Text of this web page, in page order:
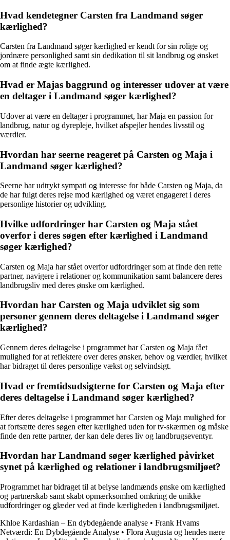
Hvad kendetegner Carsten fra Landmand søger
kærlighed?
Carsten fra Landmand søger kærlighed er kendt for sin rolige og
jordnære personlighed samt sin dedikation til sit landbrug og ønsket
om at finde ægte kærlighed.
Hvad er Majas baggrund og interesser udover at være
en deltager i Landmand søger kærlighed?
Udover at være en deltager i programmet, har Maja en passion for
landbrug, natur og dyrepleje, hvilket afspejler hendes livsstil og
værdier.
Hvordan har seerne reageret på Carsten og Maja i
Landmand søger kærlighed?
Seerne har udtrykt sympati og interesse for både Carsten og Maja, da
de har fulgt deres rejse mod kærlighed og været engageret i deres
personlige historier og udvikling.
Hvilke udfordringer har Carsten og Maja stået
overfor i deres søgen efter kærlighed i Landmand
søger kærlighed?
Carsten og Maja har stået overfor udfordringer som at finde den rette
partner, navigere i relationer og kommunikation samt balancere deres
landbrugsliv med deres ønske om kærlighed.
Hvordan har Carsten og Maja udviklet sig som
personer gennem deres deltagelse i Landmand søger
kærlighed?
Gennem deres deltagelse i programmet har Carsten og Maja fået
mulighed for at reflektere over deres ønsker, behov og værdier, hvilket
har bidraget til deres personlige vækst og selvindsigt.
Hvad er fremtidsudsigterne for Carsten og Maja efter
deres deltagelse i Landmand søger kærlighed?
Efter deres deltagelse i programmet har Carsten og Maja mulighed for
at fortsætte deres søgen efter kærlighed uden for tv-skærmen og måske
finde den rette partner, der kan dele deres liv og landbrugseventyr.
Hvordan har Landmand søger kærlighed påvirket
synet på kærlighed og relationer i landbrugsmiljøet?
Programmet har bidraget til at belyse landmænds ønske om kærlighed
og partnerskab samt skabt opmærksomhed omkring de unikke
udfordringer og glæder ved at finde kærligheden i landbrugsmiljøet.
Khloe Kardashian – En dybdegående analyse • Frank Hvams
Netværdi: En Dybdegående Analyse • Flora Augusta og hendes nære